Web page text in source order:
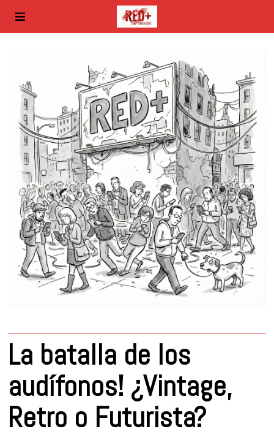
La batalla de los
audífonos! ¿Vintage,
Retro o Futurista?